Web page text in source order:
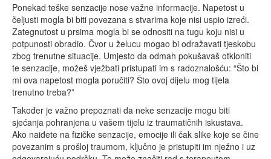
Ponekad teške senzacije nose važne informacije. Napetost u
čeljusti mogla bi biti povezana s stvarima koje nisi uspio izreći.
Zategnutost u prsima mogla bi se odnositi na tugu koju nisi u
potpunosti obradio. Čvor u želucu mogao bi odražavati tjeskobu
zbog trenutne situacije. Umjesto da odmah pokušavaš otkloniti
te senzacije, možeš vježbati pristupati im s radoznalošću: “Što bi
mi ova napetost mogla poručiti? Što ovoj dijelu mog tijela
trenutno treba?”
Također je važno prepoznati da neke senzacije mogu biti
sjećanja pohranjena u vašem tijelu iz traumatičnih iskustava.
Ako naiđete na fizičke senzacije, emocije ili čak slike koje se čine
povezanim s prošloj traumom, ključno je pristupiti im nježno i uz